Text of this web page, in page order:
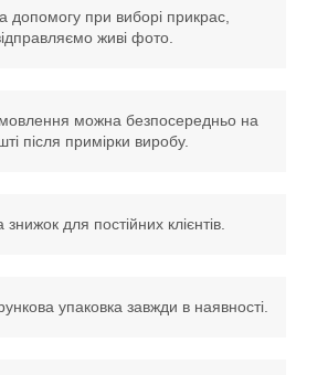
допомогу при виборі прикрас,
живі фото.
можна безпосередньо на
після примірки виробу.
для постійних клієнтів.
упаковка завжди в наявності.